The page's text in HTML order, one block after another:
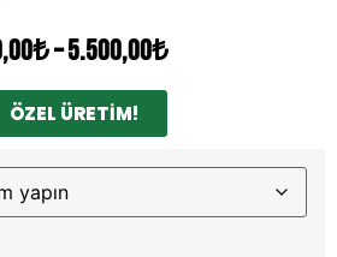
₺–5.500,00₺
ÖZEL ÜRETİM!